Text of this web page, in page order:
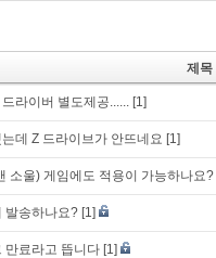
제목
라이버 별도제공...... [1]
데 Z 드라이브가 안뜨네요 [1]
소울) 게임에도 적용이 가능하나요?
발송하나요? [1]
만료라고 뜹니다 [1]